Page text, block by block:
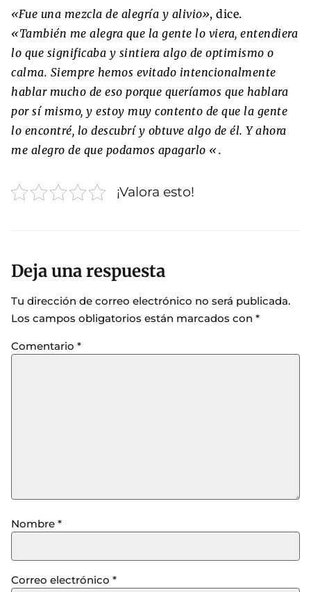
«Fue una mezcla de alegría y alivio», dice.
«También me alegra que la gente lo viera, entendiera
lo que significaba y sintiera algo de optimismo o
calma. Siempre hemos evitado intencionalmente
hablar mucho de eso porque queríamos que hablara
por sí mismo, y estoy muy contento de que la gente
lo encontré, lo descubrí y obtuve algo de él. Y ahora
me alegro de que podamos apagarlo «.
¡Valora esto!
Deja una respuesta
Tu dirección de correo electrónico no será publicada.
Los campos obligatorios están marcados con *
Comentario *
Nombre *
Correo electrónico *